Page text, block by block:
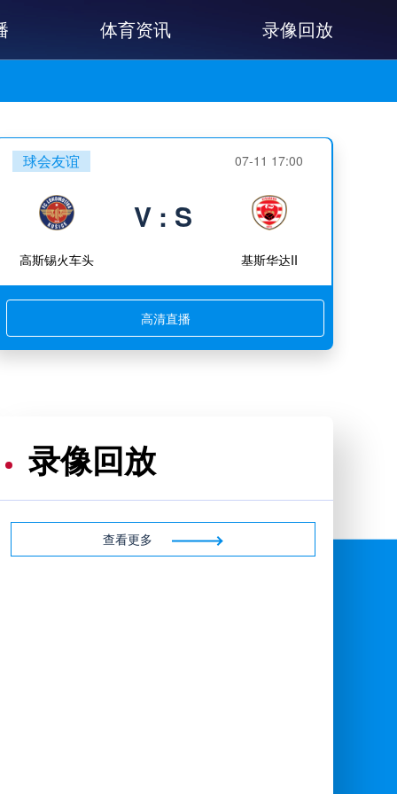
体育资讯 录像回放
球会友谊 07-11 17:00
高斯锡火车头
V : S
基斯华达II
高清直播
录像回放
查看更多